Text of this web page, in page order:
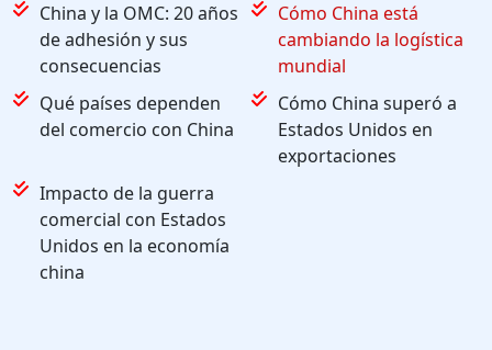
China y la OMC: 20 años
de adhesión y sus
consecuencias
Cómo China está
cambiando la logística
mundial
Qué países dependen
del comercio con China
Cómo China superó a
Estados Unidos en
exportaciones
Impacto de la guerra
comercial con Estados
Unidos en la economía
china